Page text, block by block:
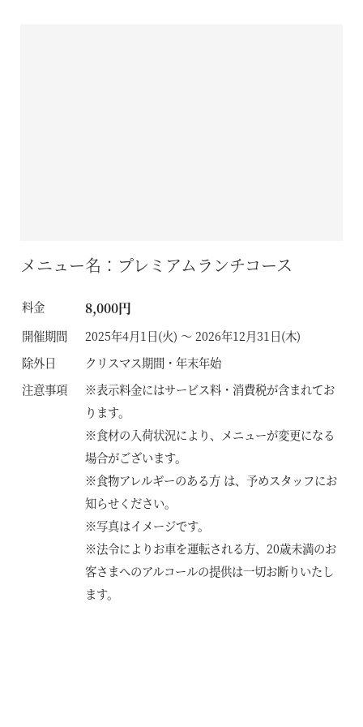
メニュー名：プレミアムランチコース
料金 8,000円
開催期間
2025年4月1日(火) ～ 2026年12月31日(木)
除外日
クリスマス期間・年末年始
注意事項
※表示料金にはサービス料・消費税が含まれてお
ります。
※食材の入荷状況により、メニューが変更になる
場合がございます。
※食物アレルギーのある方 は、予めスタッフにお
知らせください。
※写真はイメージです。
※法令によりお車を運転される方、20歳未満のお
客さまへのアルコールの提供は一切お断りいたし
ます。